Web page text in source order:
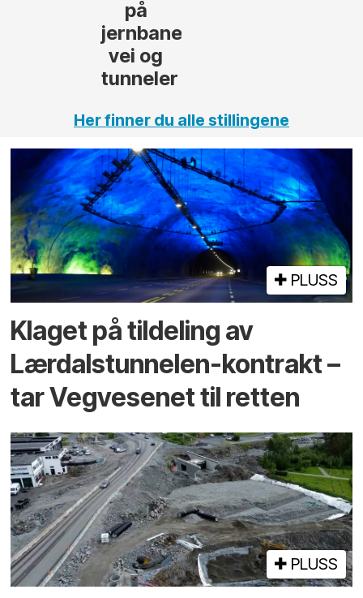
Her finner du alle stillingene
PLUSS
Klaget på tildeling av
Lærdalstunnelen-kontrakt –
tar Vegvesenet til retten
PLUSS